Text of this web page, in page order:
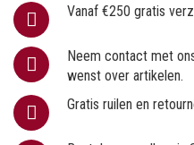
Vanaf €250 gratis
Neem contact met
wenst over artikelen.
Gratis ruilen en